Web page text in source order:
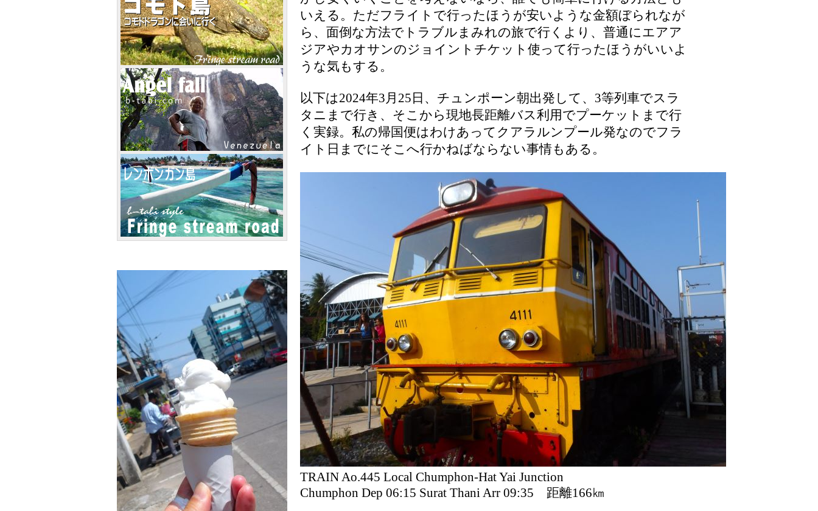
いえる。ただフライトで行ったほうが安いような金額ぼられなが
ら、面倒な方法でトラブルまみれの旅で行くより、普通にエアア
ジアやカオサンのジョイントチケット使って行ったほうがいいよ
うな気もする。
以下は2024年3月25日、チュンポーン朝出発して、3等列車でスラ
タニまで行き、そこから現地長距離バス利用でプーケットまで行
く実録。私の帰国便はわけあってクアラルンプール発なのでフラ
イト日までにそこへ行かねばならない事情もある。
TRAIN Ao.445 Local Chumphon-Hat Yai Junction
Chumphon Dep 06:15 Surat Thani Arr 09:35 距離166㎞